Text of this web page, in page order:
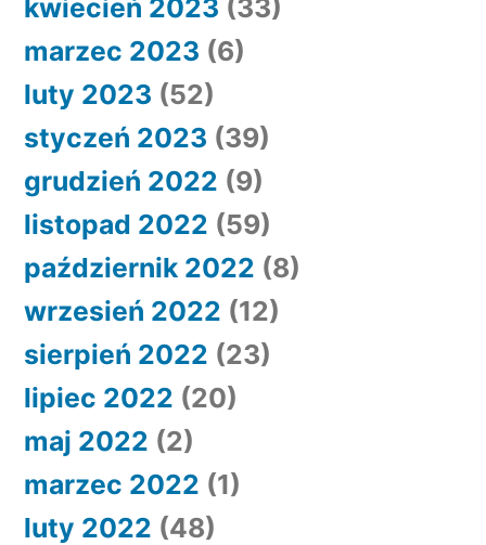
kwiecień 2023 (33)
marzec 2023 (6)
luty 2023 (52)
styczeń 2023 (39)
grudzień 2022 (9)
listopad 2022 (59)
październik 2022 (8)
wrzesień 2022 (12)
sierpień 2022 (23)
lipiec 2022 (20)
maj 2022 (2)
marzec 2022 (1)
luty 2022 (48)